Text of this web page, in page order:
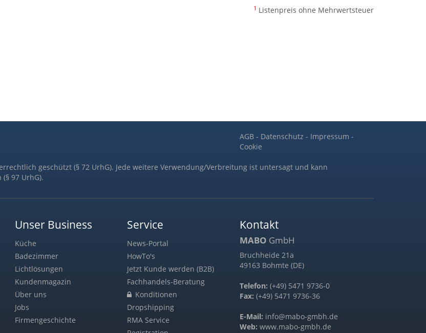
1 Listenpreis ohne Mehrwertsteuer
AGB- Datenschutz - Impressum -
Cookie
geschützt (§ 72 UrhG). Jede weitere Verwendung/Verbreitung ist untersagt und kann
97 UrhG).
Unser Business
Küche
Badezimmer
Lichtlösungen
Kundenmagazin
Über uns
Jobs
Firmengeschichte
Service
News-Portal
HowTo's
Jetzt Kunde werden (B2B)
Fachhandels-Beratung
Konditionen
Dropshipping
RMA Service
Kontakt
MABO GmbH
Bruchheide 21a
49163 Bohmte (DE)
Telefon: (+49) 5471 9736-0
Fax: (+49) 5471 9736-36
E-Mail: info@mabo-gmbh.de
Web: www.mabo-gmbh.de